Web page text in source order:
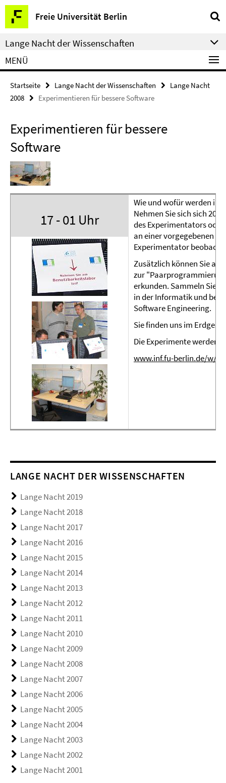
Springe
direkt
zu
Inhalt
Freie Universität Berlin
Service-
Navigation
Lange Nacht der Wissenschaften
MENÜ
Startseite Lange Nacht der Wissenschaften
Lange Nacht
2008
Experimentieren für bessere Software
Experimentieren für bessere
Software
17 - 01 Uhr
Wie und wofür werden in
Nehmen Sie sich sich 20
des Experimentators
an einer vorgegebenen
Experimentator
Zusätzlich können Sie
zur
erkunden. Sammeln Sie
in der Informatik und
Software Engineering.
Sie finden uns im
Die Experimente werden
www.inf.fu-berlin.de/w/
LANGE NACHT DER WISSENSCHAFTEN
Lange Nacht 2019
Lange Nacht 2018
Lange Nacht 2017
Lange Nacht 2016
Lange Nacht 2015
Lange Nacht 2014
Lange Nacht 2013
Lange Nacht 2012
Lange Nacht 2011
Lange Nacht 2010
Lange Nacht 2009
Lange Nacht 2008
Lange Nacht 2007
Lange Nacht 2006
Lange Nacht 2005
Lange Nacht 2004
Lange Nacht 2003
Lange Nacht 2002
Lange Nacht 2001